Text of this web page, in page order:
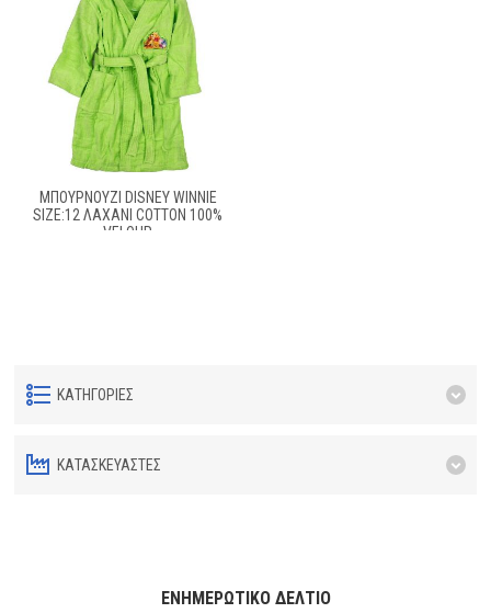
ΜΠΟΥΡΝΟΥΖΙ DISNEY WINNIE
SIZE:12 ΛΑΧΑΝΙ COTTON 100%
VELOUR
ΚΑΤΗΓΟΡΊΕΣ
ΚΑΤΑΣΚΕΥΑΣΤΈΣ
ΕΝΗΜΕΡΩΤΙΚΌ ΔΕΛΤΊΟ